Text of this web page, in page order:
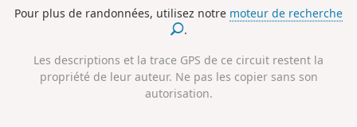
témoignent d'un passé parfois
tumultueux. Quelques panneaux
renseignent sur les événements de
l'histoire du village.
Pour plus de randonnées, utilisez notre moteur de recherche
.
Les descriptions et la trace GPS de ce circuit restent la
propriété de leur auteur. Ne pas les copier sans son
autorisation.